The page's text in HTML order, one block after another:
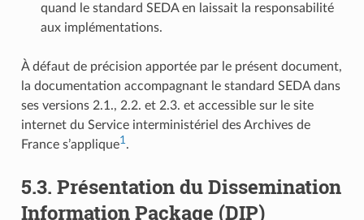
quand le standard SEDA en laissait la responsabilité
aux implémentations.
À défaut de précision apportée par le présent document,
la documentation accompagnant le standard SEDA dans
ses versions 2.1., 2.2. et 2.3. et accessible sur le site
internet du Service interministériel des Archives de
France s’applique1 .
5.3. Présentation du Dissemination
Information Package (DIP)